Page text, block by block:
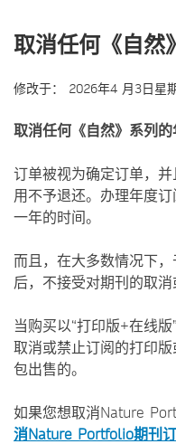
取消任何《自然
修改于： 2026年4 月3日星
取消任何《自然》系列的
订单被视为确定订单，
用不予退还。办理年度
一年的时间。
而且，在大多数情况下
后，不接受对期刊的取消
当购买以“打印版+在线
取消或禁止订阅的打印
包出售的。
如果您想取消Nature
消Nature Portfolio期刊